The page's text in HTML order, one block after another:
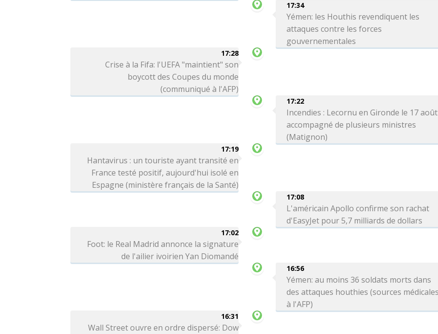
17:34
Yémen: les Houthis revendiquent les
attaques contre les forces
gouvernementales
17:28
Crise à la Fifa: l'UEFA "maintient" son
boycott des Coupes du monde
(communiqué à l'AFP)
17:22
Incendies : Lecornu en Gironde le 17 août
accompagné de plusieurs ministres
(Matignon)
17:19
Hantavirus : un touriste ayant transité en
France testé positif, aujourd'hui isolé en
Espagne (ministère français de la Santé)
17:08
L'américain Apollo confirme son rachat
d'EasyJet pour 5,7 milliards de dollars
17:02
Foot: le Real Madrid annonce la signature
de l'ailier ivoirien Yan Diomandé
16:56
Yémen: au moins 36 soldats morts dans
des attaques houthies (sources
à l'AFP)
16:31
Wall Street ouvre en ordre dispersé: Dow